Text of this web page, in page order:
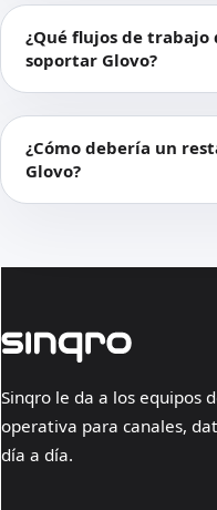
¿Qué flujos de
soportar Glovo?
¿Cómo debería un
Glovo?
Sinqro le da a los equipos
operativa para canales,
día a día.